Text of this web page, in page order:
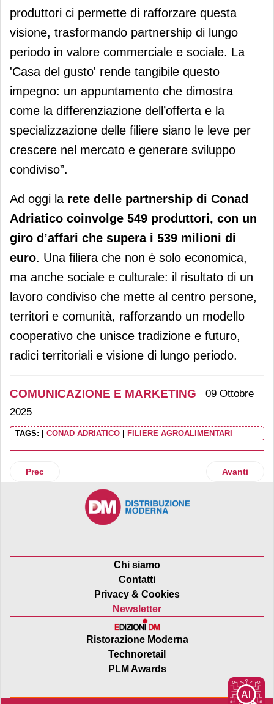
produttori ci permette di rafforzare questa
visione, trasformando partnership di lungo
periodo in valore commerciale e sociale. La
'Casa del gusto' rende tangibile questo
impegno: un appuntamento che dimostra
come la differenziazione dell’offerta e la
specializzazione delle filiere siano le leve per
crescere nel mercato e generare sviluppo
condiviso”.
Ad oggi la rete delle partnership di Conad
Adriatico coinvolge 549 produttori, con un
giro d’affari che supera i 539 milioni di
euro. Una filiera che non è solo economica,
ma anche sociale e culturale: il risultato di un
lavoro condiviso che mette al centro persone,
territori e comunità, rafforzando un modello
cooperativo che unisce tradizione e futuro,
radici territoriali e visione di lungo periodo.
COMUNICAZIONE E MARKETING
09 Ottobre
2025
TAGS: | CONAD ADRIATICO | FILIERE AGROALIMENTARI
Articolo precedente: Restyling grafico per Vivibio per
Prec Articolo
Avanti
Chi siamo
Contatti
Privacy & Cookies
Newsletter
Ristorazione Moderna
Technoretail
PLM Awards